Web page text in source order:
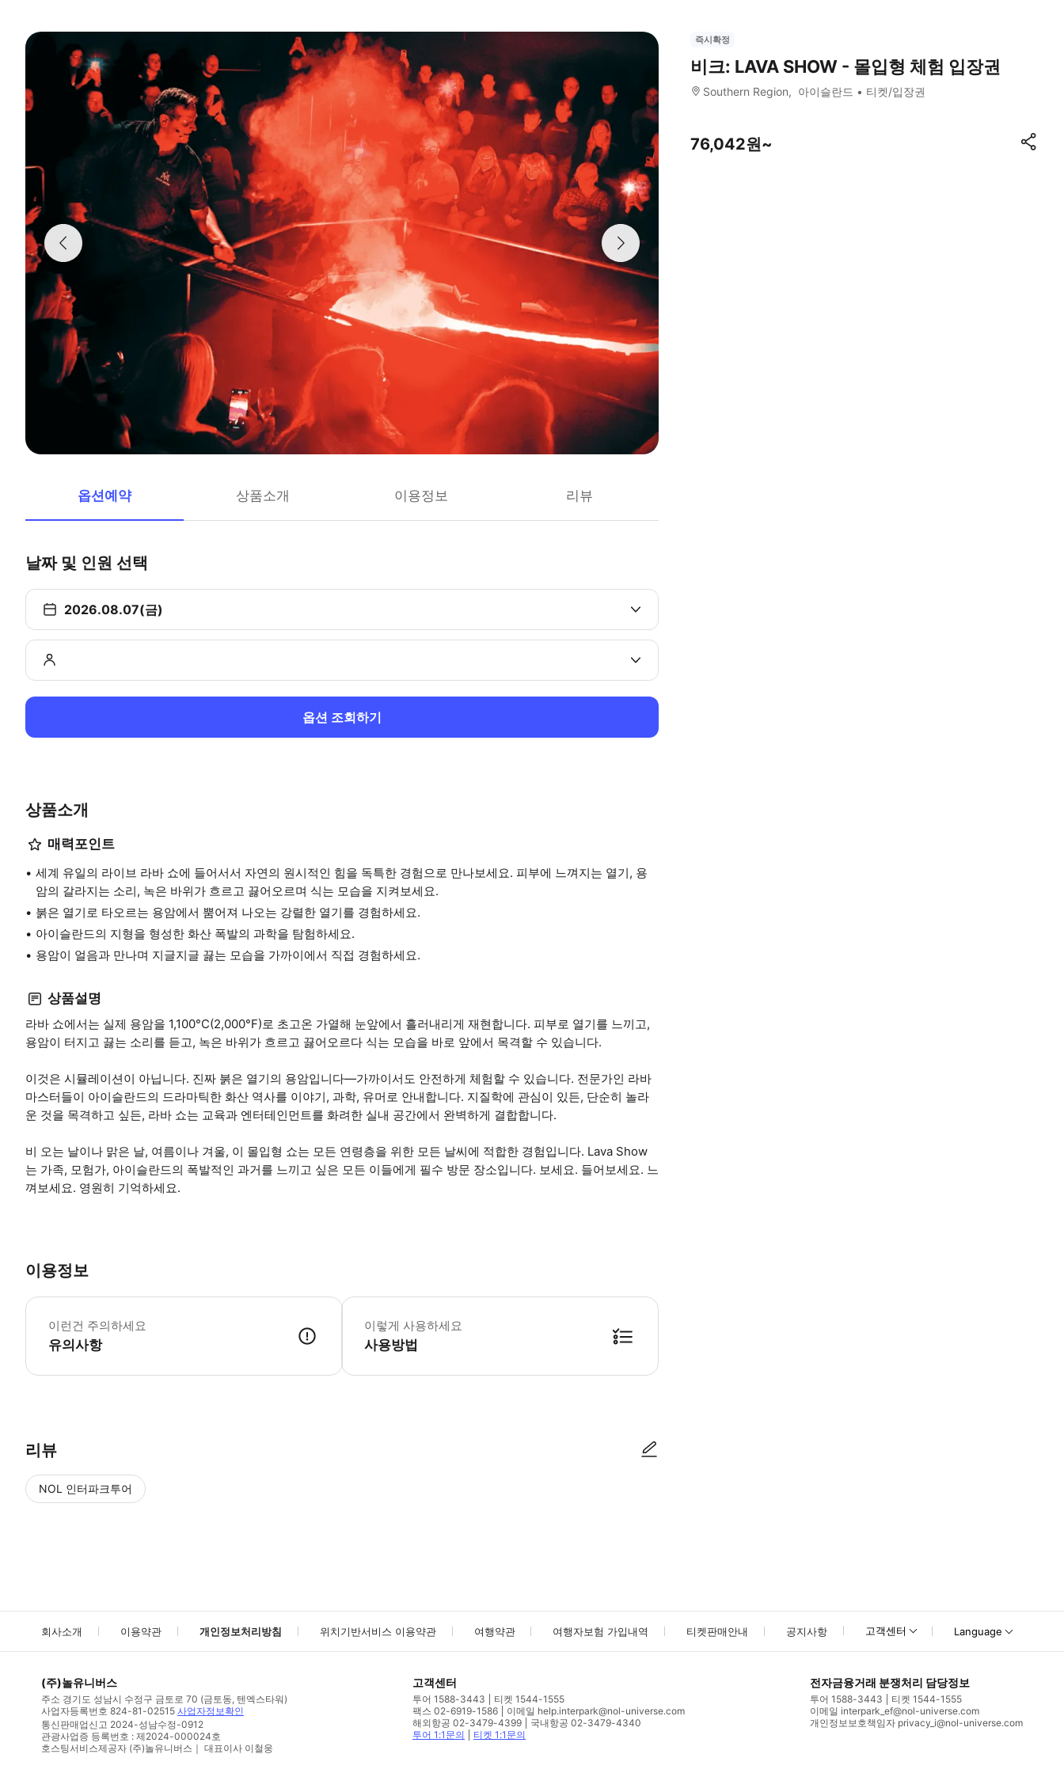
옵션예약 상품소개 이용정보 리뷰
날짜 및 인원 선택
2026.08.07(금)
옵션 조회하기
상품소개
매력포인트
세계 유일의 라이브 라바 쇼에 들어서서 자연의 원시적인 힘을 독특한 경험으로 만나보세요. 피부에 느껴지는 열기, 용
암의 갈라지는 소리, 녹은 바위가 흐르고 끓어오르며 식는 모습을 지켜보세요.
붉은 열기로 타오르는 용암에서 뿜어져 나오는 강렬한 열기를 경험하세요.
아이슬란드의 지형을 형성한 화산 폭발의 과학을 탐험하세요.
용암이 얼음과 만나며 지글지글 끓는 모습을 가까이에서 직접 경험하세요.
상품설명
라바 쇼에서는 실제 용암을 1,100°C(2,000°F)로 초고온 가열해 눈앞에서 흘러내리게 재현합니다. 피부로 열기를 느끼고,
용암이 터지고 끓는 소리를 듣고, 녹은 바위가 흐르고 끓어오르다 식는 모습을 바로 앞에서 목격할 수 있습니다.
이것은 시뮬레이션이 아닙니다. 진짜 붉은 열기의 용암입니다—가까이서도 안전하게 체험할 수 있습니다. 전문가인 라바
마스터들이 아이슬란드의 드라마틱한 화산 역사를 이야기, 과학, 유머로 안내합니다. 지질학에 관심이 있든, 단순히 놀라
운 것을 목격하고 싶든, 라바 쇼는 교육과 엔터테인먼트를 화려한 실내 공간에서 완벽하게 결합합니다.
비 오는 날이나 맑은 날, 여름이나 겨울, 이 몰입형 쇼는 모든 연령층을 위한 모든 날씨에 적합한 경험입니다. Lava Show
는 가족, 모험가, 아이슬란드의 폭발적인 과거를 느끼고 싶은 모든 이들에게 필수 방문 장소입니다. 보세요. 들어보세요. 느
껴보세요. 영원히 기억하세요.
이용정보
이런건 주의하세요
유의사항
* 소요시간 : 50분 (옵션에 따라 소요 시간이 다를 수 있으니, 예약 시 확인 부탁드립니다.)
이렇게 사용하세요
사용방법
리뷰
NOL 인터파크투어
즉시확정
비크: LAVA SHOW - 몰입형 체험 입장권
Southern Region 아이슬란드 티켓/입장권
76,042원~
회사소개 이용약관 개인정보처리방침 위치기반서비스 이용약관 여행약관 여행자보험 가입내역 티켓판매안내 공지사항 고객센터 Language
(주)놀유니버스
주소 경기도 성남시 수정구 금토로 70 (금토동, 텐엑스타워)
사업자등록번호 824-81-02515 사업자정보확인
통신판매업신고 2024-성남수정-0912
관광사업증 등록번호 : 제2024-000024호
호스팅서비스제공자 (주)놀유니버스｜ 대표이사 이철웅
고객센터
투어 1588-3443
티켓 1544-1555
팩스 02-6919-1586
이메일 help.interpark@nol-universe.com
해외항공 02-3479-4399
국내항공 02-3479-4340
투어 1:1문의
티켓 1:1문의
전자금융거래 분쟁처리 담당정보
투어 1588-3443
티켓 1544-1555
이메일 interpark_ef@nol-universe.com
개인정보보호책임자 privacy_i@nol-universe.com